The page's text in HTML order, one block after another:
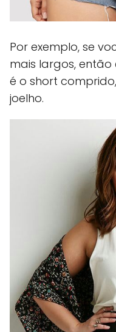
Por exemplo, se
mais largos,
é o short
joelho.